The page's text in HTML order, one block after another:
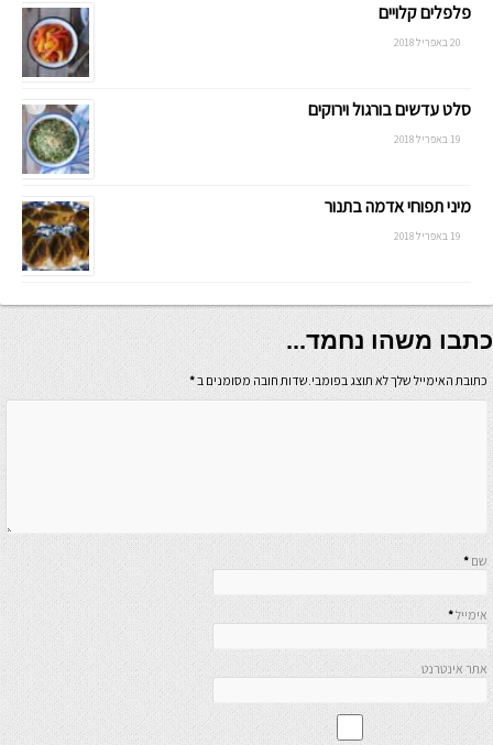
פלפלים קלויים
20 באפריל 2018
סלט עדשים בורגול וירוקים
19 באפריל 2018
מיני תפוחי אדמה בתנור
19 באפריל 2018
כתבו משהו נחמד...
כתובת האימייל שלך לא תוצג בפומבי.שדות חובה מסומנים ב*
שם *
אימייל*
אתר אינטרנט